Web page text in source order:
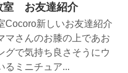
室 お友達紹介
Cocoro新しいお友達紹介
マさんのお膝の上であお
グで気持ち良さそうにウ
るミニチュア...